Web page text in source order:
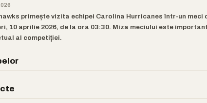
primește vizita echipei Carolina Hurricanes într-un meci
10 aprilie 2026, de la ora 03:30. Miza meciului este
al competiției.